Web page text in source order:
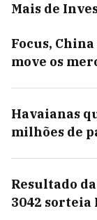
Mais de
Focus,
move os
Havaianas
milhões de
Resultado
3042 sorteia